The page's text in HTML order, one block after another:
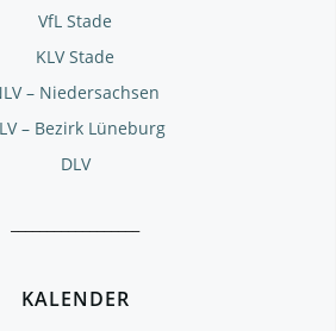
VfL Stade
KLV Stade
– Niedersachsen
– Bezirk Lüneburg
DLV
KALENDER